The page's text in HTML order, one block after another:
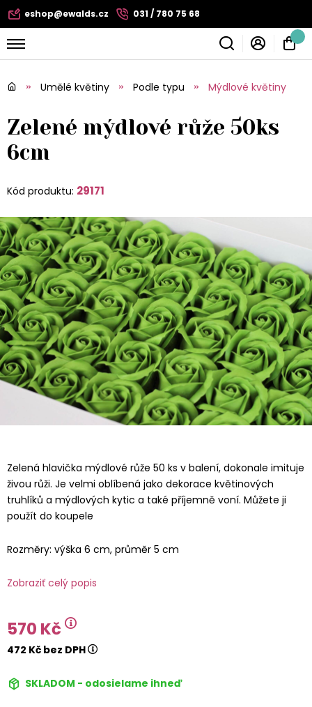
eshop@ewalds.cz 031 / 780 75 68
Umělé květiny Podle typu Mýdlové květiny
Zelené mýdlové růže 50ks
6cm
Kód produktu: 29171
Zelená hlavička mýdlové růže 50 ks v balení, dokonale imituje
živou růži. Je velmi oblíbená jako dekorace květinových
truhlíků a mýdlových kytic a také příjemně voní. Můžete ji
použít do koupele
Rozměry: výška 6 cm, průměr 5 cm
Zobraziť celý popis
570 Kč
472 Kč bez DPH
SKLADOM - odosielame ihneď